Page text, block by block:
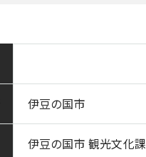
伊豆の国市
伊豆の国市 観光文化課